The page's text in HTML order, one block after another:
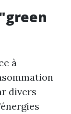
à
divers